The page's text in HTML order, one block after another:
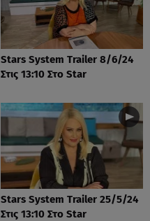
Stars System Trailer 8/6/24
Στις 13:10 Στο Star
Stars System Trailer 25/5/24
Στις 13:10 Στο Star